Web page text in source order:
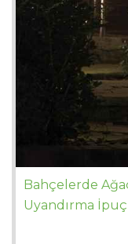
Bahçelerde
Uyandırma